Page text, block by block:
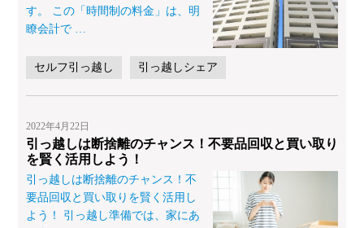
す。 この「時間制の料金」は、明
瞭会計で
セルフ引っ越し 引っ越しシェア
2022年4月22日
引っ越しは断捨離のチャンス！不要品回収と買い取り
を賢く活用しよう！
引っ越しは断捨離のチャンス！不
要品回収と買い取りを賢く活用し
よう！ 引っ越し準備では、家にあ